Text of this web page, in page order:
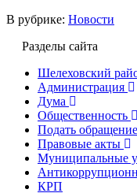
В рубрике: Новости
Разделы сайта
Шелеховский
Администрация
Дума
Общественность
Подать обращение
Правовые акты
Муниципальные
КРП